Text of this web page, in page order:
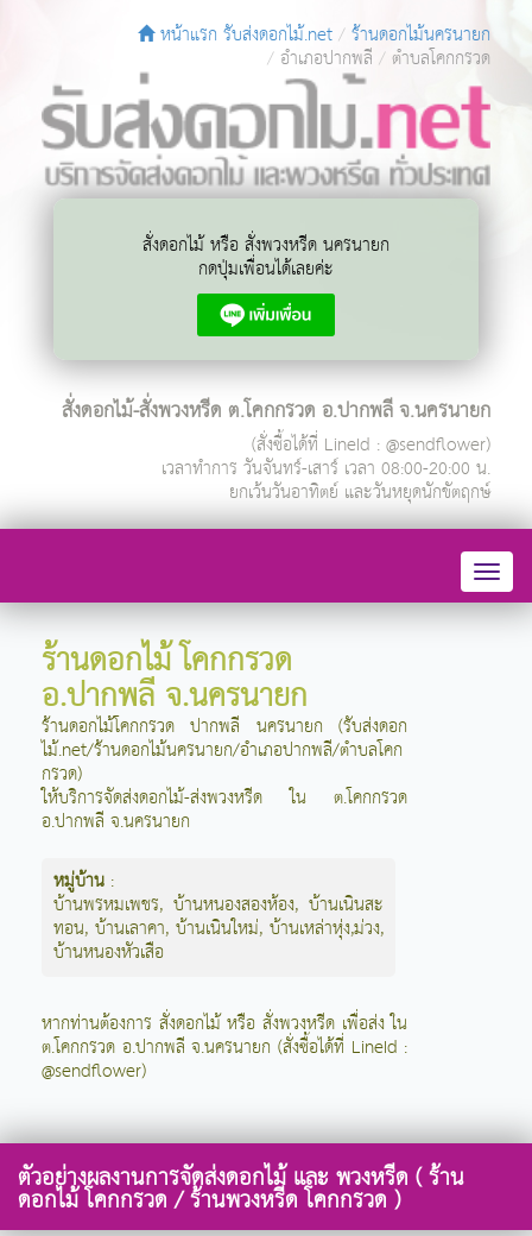
หน้าแรก รับส่งดอกไม้.net ร้านดอกไม้นครนายก
อำเภอปากพลี ตำบลโคกกรวด
สั่งดอกไม้ หรือ สั่งพวงหรีด นครนายก
กดปุ่มเพื่อนได้เลยค่ะ
สั่งดอกไม้-สั่งพวงหรีด ต.โคกกรวด อ.ปากพลี จ.นครนายก
(สั่งซื้อได้ที่ LineId : @sendflower)
เวลาทำการ วันจันทร์-เสาร์ เวลา 08:00-20:00 น.
ยกเว้นวันอาทิตย์ และวันหยุดนักขัตฤกษ์
ร้านดอกไม้ โคกกรวด
อ.ปากพลี จ.นครนายก
ร้านดอกไม้โคกกรวด ปากพลี นครนายก (รับส่งดอก
ไม้.net/ร้านดอกไม้นครนายก/อำเภอปากพลี/ตำบลโคก
กรวด)
ให้บริการจัดส่งดอกไม้-ส่งพวงหรีด ใน ต.โคกกรวด
อ.ปากพลี จ.นครนายก
หมู่บ้าน :
บ้านพรหมเพชร,บ้านหนองสองห้อง,บ้านเนินสะ
ทอน,บ้านเลาคา,บ้านเนินใหม่,บ้านเหล่าหุ่ง,ม่วง,
บ้านหนองหัวเสือ
หากท่านต้องการ สั่งดอกไม้ หรือ สั่งพวงหรีด เพื่อส่ง ใน
ต.โคกกรวด อ.ปากพลี จ.นครนายก (สั่งซื้อได้ที่ LineId :
@sendflower)
ตัวอย่างผลงานการจัดส่งดอกไม้ และ พวงหรีด ( ร้าน
ดอกไม้ โคกกรวด / ร้านพวงหรีด โคกกรวด )